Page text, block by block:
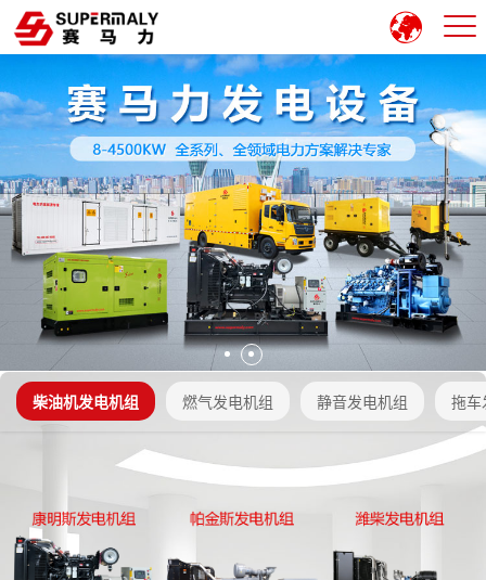
柴油机发电机组 燃气发电机组 静音发电机组 拖车